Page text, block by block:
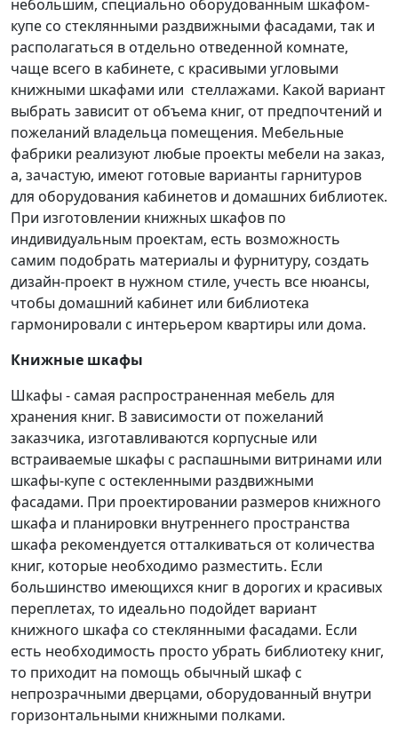
небольшим, специально оборудованным шкафом-
купе со стеклянными раздвижными фасадами, так и
располагаться в отдельно отведенной комнате,
чаще всего в кабинете, с красивыми угловыми
книжными шкафами или стеллажами. Какой вариант
выбрать зависит от объема книг, от предпочтений и
пожеланий владельца помещения. Мебельные
фабрики реализуют любые проекты мебели на заказ,
а, зачастую, имеют готовые варианты гарнитуров
для оборудования кабинетов и домашних библиотек.
При изготовлении книжных шкафов по
индивидуальным проектам, есть возможность
самим подобрать материалы и фурнитуру, создать
дизайн-проект в нужном стиле, учесть все нюансы,
чтобы домашний кабинет или библиотека
гармонировали с интерьером квартиры или дома.
Книжные шкафы
Шкафы - самая распространенная мебель для
хранения книг. В зависимости от пожеланий
заказчика, изготавливаются корпусные или
встраиваемые шкафы с распашными витринами или
шкафы-купе с остекленными раздвижными
фасадами. При проектировании размеров книжного
шкафа и планировки внутреннего пространства
шкафа рекомендуется отталкиваться от количества
книг, которые необходимо разместить. Если
большинство имеющихся книг в дорогих и красивых
переплетах, то идеально подойдет вариант
книжного шкафа со стеклянными фасадами. Если
есть необходимость просто убрать библиотеку книг,
то приходит на помощь обычный шкаф с
непрозрачными дверцами, оборудованный внутри
горизонтальными книжными полками.